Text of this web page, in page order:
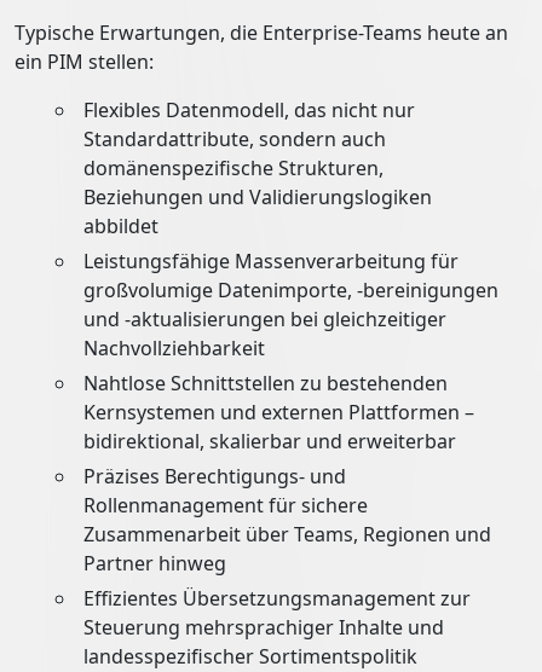
Typische Erwartungen, die Enterprise-Teams heute an
ein PIM stellen:
Flexibles Datenmodell, das nicht nur
Standardattribute, sondern auch
domänenspezifische Strukturen,
Beziehungen und Validierungslogiken
abbildet
Leistungsfähige Massenverarbeitung für
großvolumige Datenimporte, -bereinigungen
und -aktualisierungen bei gleichzeitiger
Nachvollziehbarkeit
Nahtlose Schnittstellen zu bestehenden
Kernsystemen und externen Plattformen –
bidirektional, skalierbar und erweiterbar
Präzises Berechtigungs- und
Rollenmanagement für sichere
Zusammenarbeit über Teams, Regionen und
Partner hinweg
Effizientes Übersetzungsmanagement zur
Steuerung mehrsprachiger Inhalte und
landesspezifischer Sortimentspolitik